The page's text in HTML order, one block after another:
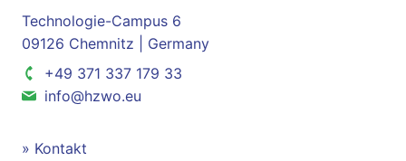
Technologie-Campus 6
09126 Chemnitz | Germany
+49 371 337 179 33
info@hzwo.eu
Kontakt